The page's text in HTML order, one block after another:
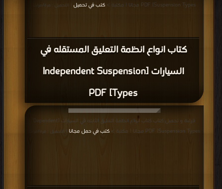
كتاب انواع انظمة التعليق المستقله في
السيارات [Independent Suspension
Types] PDF
Suspension Types] PDF مجانا | مكتبة >
كتب في تحميل | التحميل : مرة/مرات
قراءة و تحميل كتاب كتاب انواع انظمة التعليق الثابته في السيارات [Dependent
Suspension Types] PDF مجانا | مكتبة >
كتب في حمل مجانا | التحميل : مرة/مرات